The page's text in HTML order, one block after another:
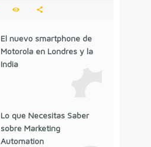
El nuevo smartphone de
Motorola en Londres y la
India
Lo que Necesitas Saber
sobre Marketing
Automation